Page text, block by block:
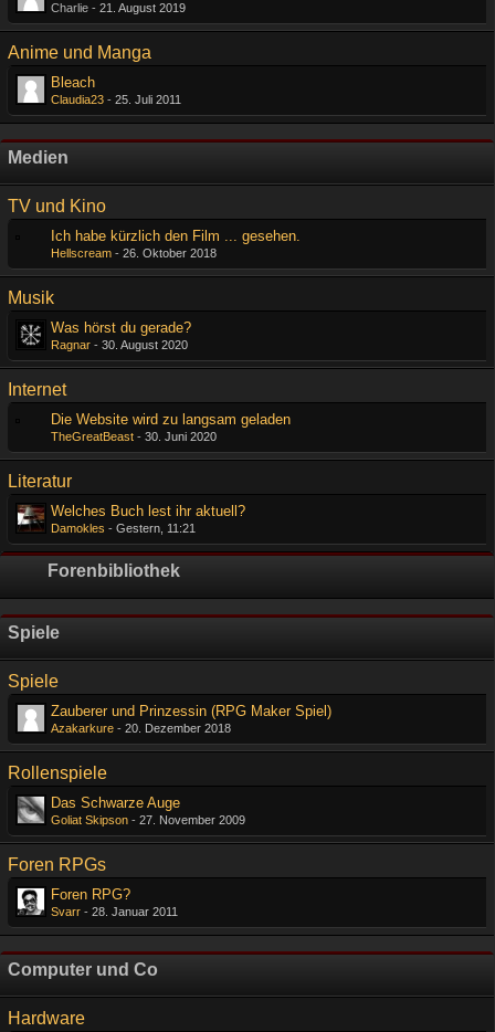
Charlie - 21. August 2019
Anime und Manga
Bleach
Claudia23 - 25. Juli 2011
Medien
TV und Kino
Ich habe kürzlich den Film ... gesehen.
Hellscream - 26. Oktober 2018
Musik
Was hörst du gerade?
Ragnar - 30. August 2020
Internet
Die Website wird zu langsam geladen
TheGreatBeast - 30. Juni 2020
Literatur
Welches Buch lest ihr aktuell?
Damokles - Gestern, 11:21
Forenbibliothek
Spiele
Spiele
Zauberer und Prinzessin (RPG Maker Spiel)
Azakarkure - 20. Dezember 2018
Rollenspiele
Das Schwarze Auge
Goliat Skipson - 27. November 2009
Foren RPGs
Foren RPG?
Svarr - 28. Januar 2011
Computer und Co
Hardware